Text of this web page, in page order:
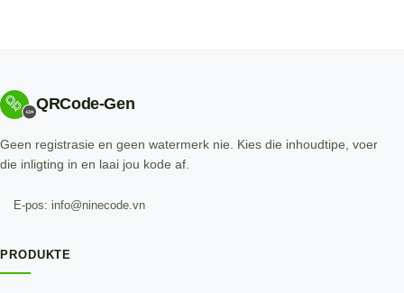
QRCode-Gen
Geen registrasie en geen watermerk nie. Kies die inhoudtipe, voer
die inligting in en laai jou kode af.
E-pos: info@ninecode.vn
PRODUKTE